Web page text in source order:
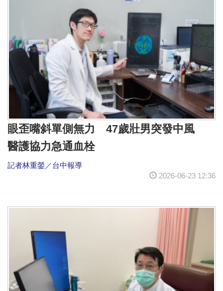
眼歪嘴斜單側無力 47歲壯男突發中風
醫護協力急通血栓
記者林重鎣／台中報導
2026-06-23 12:36